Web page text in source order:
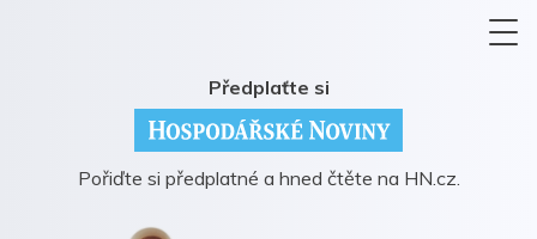
Předplaťte si
Pořiďte si předplatné a hned čtěte na HN.cz.